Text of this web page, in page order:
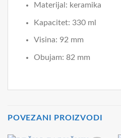
Materijal: keramika
Kapacitet: 330 ml
Visina: 92 mm
Obujam: 82 mm
POVEZANI PROIZVODI